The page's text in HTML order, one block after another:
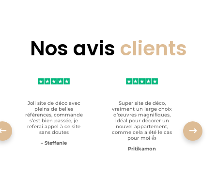
Nos avis clients
Joli site de déco avec
pleins de belles
références, commande
s’est bien passée, je
referai appel à ce site
sans doutes
– Steffanie
Super site de déco,
vraiment un large choix
d’œuvres magnifiques,
idéal pour décorer un
nouvel appartement,
comme cela a été le cas
pour moi 👍
Pritikamon